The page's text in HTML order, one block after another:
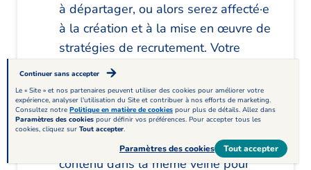
à départager, ou alors serez affecté·e
à la création et à la mise en œuvre de
stratégies de recrutement. Votre
maîtrise du français doit être
irréprochable, vous êtes la vitrine de
l’entreprise. Proposez donc un profil
sans fautes, aux tournures
impeccables et agréables à lire, et un
contenu dans la même veine pour
Continuer sans accepter
Le « Site » et nos partenaires peuvent utiliser des cookies pour améliorer votre
expérience, analyser l'utilisation du Site et contribuer à nos efforts de marketing.
Consultez notre Politique en matière de cookies pour plus de détails. Allez dans
Paramètres des cookies pour définir vos préférences. Pour accepter tous les
cookies, cliquez sur Tout accepter.
Tout accepter
Paramètres des cookies